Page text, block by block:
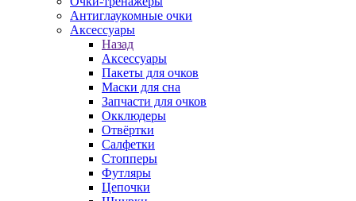
Антиглаукомные очки
Аксессуары
Назад
Аксессуары
Пакеты для очков
Маски для сна
Запчасти для очков
Окклюдеры
Отвёртки
Салфетки
Стопперы
Футляры
Цепочки